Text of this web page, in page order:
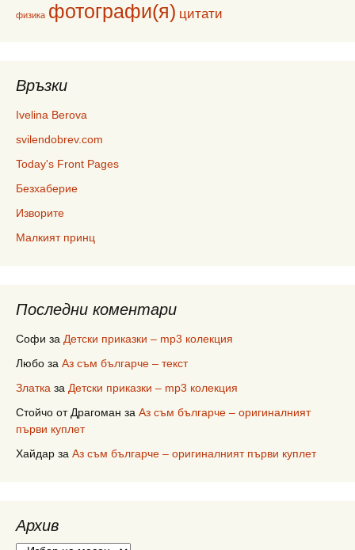
физика фотографи(я) цитати
Връзки
Ivelina Berova
svilendobrev.com
Today's Front Pages
Безхаберие
Изворите
Малкият принц
Последни коментари
Софи за Детски приказки – mp3 колекция
Любо за Аз съм българче – текст
Златка за Детски приказки – mp3 колекция
Стойчо от Драгоман за Аз съм българче – оригиналният
първи куплет
Хайдар за Аз съм българче – оригиналният първи куплет
Архив